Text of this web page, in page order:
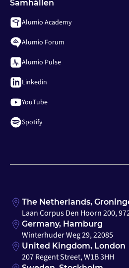
Samhällen
Alumio Academy
Alumio Forum
Alumio Pulse
Linkedin
YouTube
Spotify
The Netherlands,
Laan Corpus Den Hoorn 200,
Germany, Hamburg
Winterhuder Weg 29, 22085
United Kingdom, London
207 Regent Street, W1B 3HH